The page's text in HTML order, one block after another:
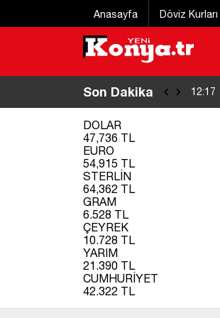
Anasayfa Döviz Kurları
Son Dakika 12:17
DOLAR
47,736 TL
EURO
54,915 TL
STERLİN
64,362 TL
GRAM
6.528 TL
ÇEYREK
10.728 TL
YARIM
21.390 TL
CUMHURİYET
42.322 TL